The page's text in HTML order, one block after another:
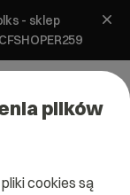
- sklep
plików
cookies są